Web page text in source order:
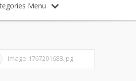
Menu
image-1767201688.jpg